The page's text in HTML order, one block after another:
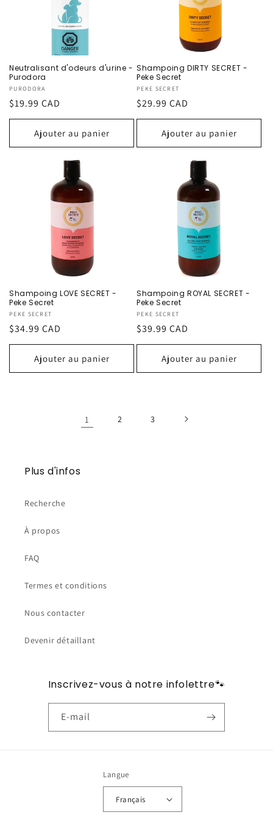
Neutralisant d'odeurs d'urine -
Purodora
Fournisseur :
PURODORA
Prix
habituel
$19.99 CAD
Ajouter au panier
Shampoing DIRTY SECRET -
Peke Secret
Fournisseur :
PEKE SECRET
Prix
habituel
$29.99 CAD
Ajouter au panier
Shampoing LOVE SECRET -
Peke Secret
Fournisseur :
PEKE SECRET
Prix
habituel
$34.99 CAD
Ajouter au panier
Shampoing ROYAL SECRET -
Peke Secret
Fournisseur :
PEKE SECRET
Prix
habituel
$39.99 CAD
Ajouter au panier
1 2 3
Plus d'infos
Recherche
À propos
FAQ
Termes et conditions
Nous contacter
Devenir détaillant
Inscrivez-vous à notre infolettre🐾
E-mail
Langue
Français